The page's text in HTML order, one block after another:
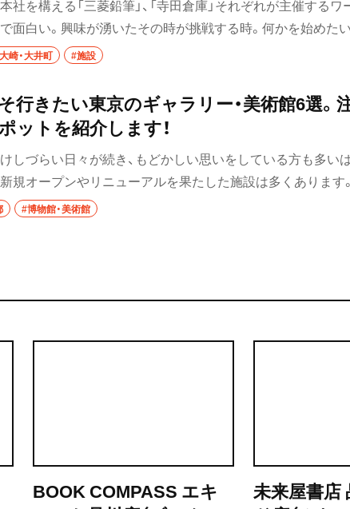
社を構える「三菱鉛筆」、「寺田倉庫」それぞれが主催する
面白い。興味が湧いたその時が挑戦する時。何かを始めた
激されるはず。
崎・大井町 #施設
行きたい東京のギャラリー・美術館6選。
ットを紹介します！
しづらい日々が続き、もどかしい思いをしている方も多い
規オープンやリニューアルを果たした施設は多くあります
ラリー・美術館を大紹介！ 万全の体制で皆さんを待っていま
#博物館・美術館
BOOK COMPASS エキ
未来屋書店